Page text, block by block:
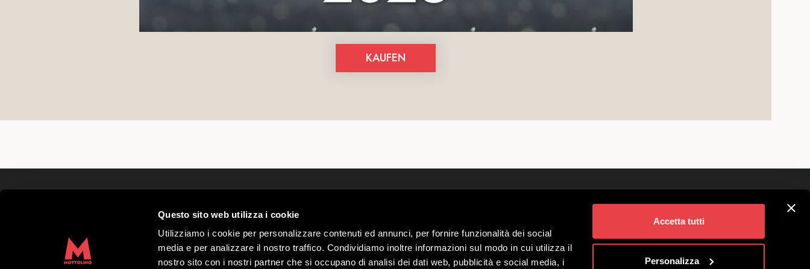
Questo sito web utilizza i cookie
Utilizziamo i cookie per personalizzare contenuti ed annunci, per fornire funzionalità dei social
media e per analizzare il nostro traffico. Condividiamo inoltre informazioni sul modo in cui utilizza il
nostro sito con i nostri partner che si occupano di analisi dei dati web, pubblicità e social media, i
Accetta tutti
Personalizza
KAUFEN
Via Bondi 473, 23041 Livigno (SO) – C.F. 00585220148
Grundkapital € 8.772.000,00 – REA di Sondrio n.
Copyright 2019 Mottolino S.p.A.- Website: Webtek
Arbeite mit uns
Regelung Mottolino Vibes
Datenschutz & Cookie-
Parkplatz
Gruppen Angebote
Mottolino Benefit-Gesellschaft